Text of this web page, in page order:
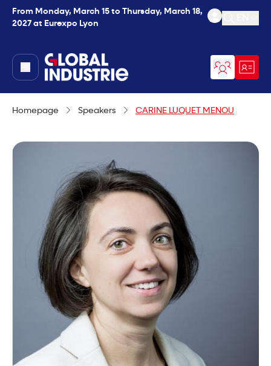
From Monday, March 15 to Thursday, March 18,
2027 at Eurexpo Lyon
Open
page.home
Homepage Speakers CARINE LUQUET MENOU